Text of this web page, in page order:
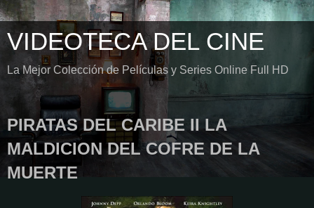
VIDEOTECA DEL CINE
La Mejor Colección de Películas y Series Online Full HD
PIRATAS DEL CARIBE II LA
MALDICION DEL COFRE DE LA
MUERTE